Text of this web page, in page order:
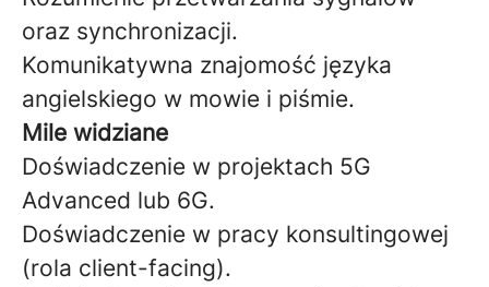
oraz synchronizacji.
Komunikatywna znajomość języka
angielskiego w mowie i piśmie.
Mile widziane
Doświadczenie w projektach 5G
Advanced lub 6G.
Doświadczenie w pracy konsultingowej
(rola client-facing).